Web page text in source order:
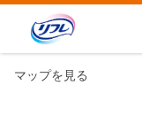
マップを見る